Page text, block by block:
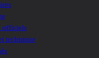
officiels
technique